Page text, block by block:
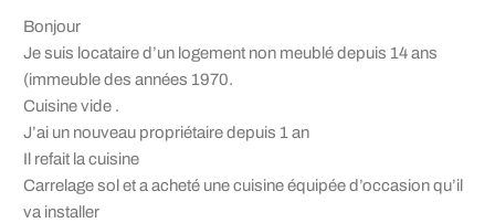
Bonjour
Je suis locataire d’un logement non meublé depuis 14 ans
(immeuble des années 1970.
Cuisine vide .
J’ai un nouveau propriétaire depuis 1 an
Il refait la cuisine
Carrelage sol et a acheté une cuisine équipée d’occasion qu’il
va installer